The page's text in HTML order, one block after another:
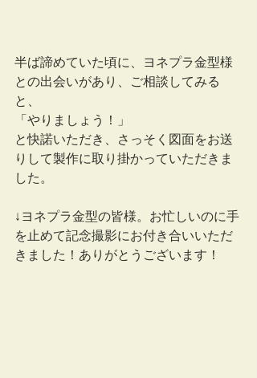
半ば諦めていた頃に、ヨネプラ金型様
との出会いがあり、ご相談してみる
と、
「やりましょう！」
と快諾いただき、さっそく図面をお送
りして製作に取り掛かっていただきま
した。
↓ヨネプラ金型の皆様。お忙しいのに手
を止めて記念撮影にお付き合いいただ
きました！ありがとうございます！